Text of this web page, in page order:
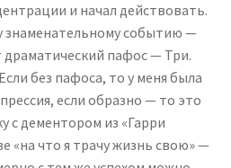
и начал действовать.
знаменательному событию —
драматический пафос — Три.
без пафоса, то у меня была
если образно — то это
с дементором из «Гарри
«на что я трачу жизнь свою» —